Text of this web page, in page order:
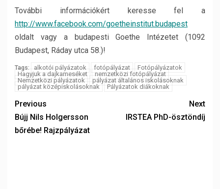
További információkért keresse fel a
http://www.facebook.com/goetheinstitut.budapest
oldalt vagy a budapesti Goethe Intézetet (1092
Budapest, Ráday utca 58.)!
Tags: alkotói pályázatok fotópályázat
Fotópályázatok
Hagyjuk a dajkameséket
nemzetközi fotópályázat
Nemzetközi pályázatok
pályázat általános iskolásoknak
pályázat középiskolásoknak
Pályázatok diákoknak
Previous
Bújj Nils Holgersson
bőrébe! Rajzpályázat
Next
IRSTEA PhD-ösztöndíj